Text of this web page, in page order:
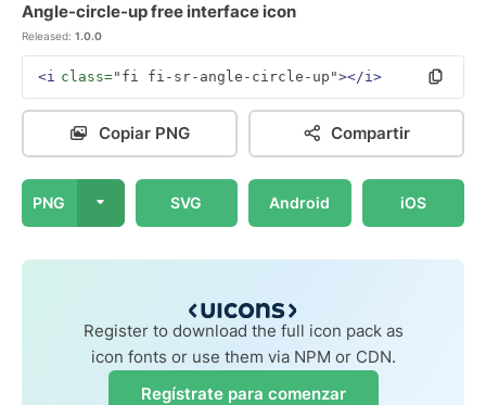
Angle-circle-up free interface icon
Released: 1.0.0
<i class="fi fi-sr-angle-circle-up"></i>
Copiar PNG Compartir
PNG SVG Android iOS
Register to download the full icon pack as
icon fonts or use them via NPM or CDN.
Regístrate para comenzar